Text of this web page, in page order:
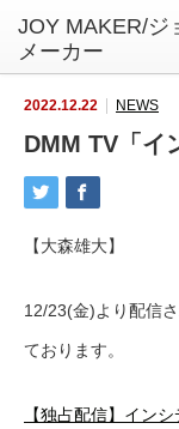
2022.12.22 NEWS
DMM TV「イ
【大森雄大】
12/23(金)より配信
ております。
【独占配信】イン